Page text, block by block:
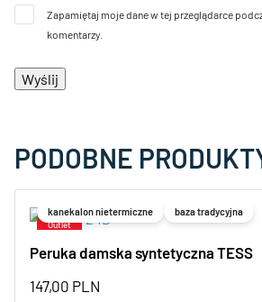
Zapamiętaj moje dane w tej przeglądarce
komentarzy.
PODOBNE
kanekalon nietermiczne baza tradycyjna
Peruka damska syntetyczna TESS
147,00 PLN